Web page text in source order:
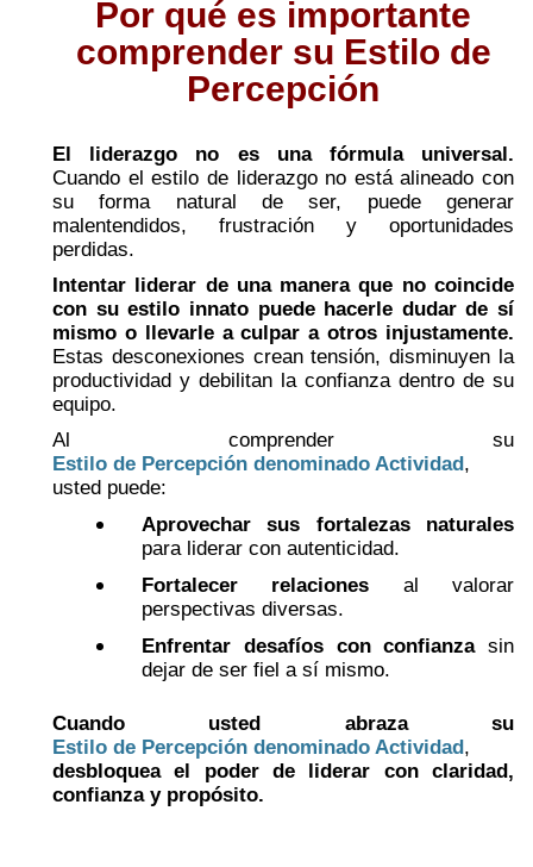
Por qué es importante
comprender su Estilo de
Percepción
El liderazgo no es una fórmula universal.
Cuando el estilo de liderazgo no está alineado con
su forma natural de ser, puede generar
malentendidos, frustración y oportunidades
perdidas.
Intentar liderar de una manera que no coincide
con su estilo innato puede hacerle dudar de sí
mismo o llevarle a culpar a otros injustamente.
Estas desconexiones crean tensión, disminuyen la
productividad y debilitan la confianza dentro de su
equipo.
Al comprender su
Estilo de Percepción denominado Actividad ,
usted puede:
Aprovechar sus fortalezas naturales
para liderar con autenticidad.
Fortalecer relaciones al valorar
perspectivas diversas.
Enfrentar desafíos con confianzasin
dejar de ser fiel a sí mismo.
Cuando usted abraza su
Estilo de Percepción denominado Actividad ,
desbloquea el poder de liderar con claridad,
confianza y propósito.